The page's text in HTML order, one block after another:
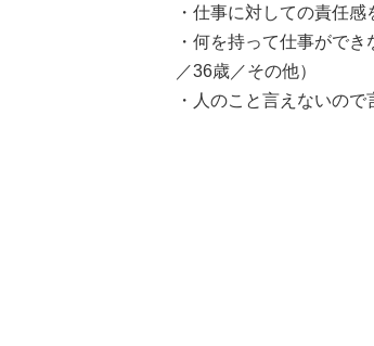
・仕事に対しての責任
・何を持って仕事がで
／36歳／その他）
・人のこと言えないの